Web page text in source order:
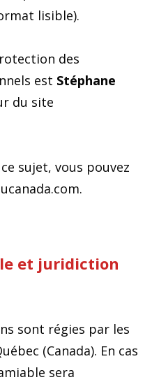
lisible).
des
est Stéphane
du site
sujet, vous pouvez
et juridiction
sont régies par les
(Canada). En cas
sera